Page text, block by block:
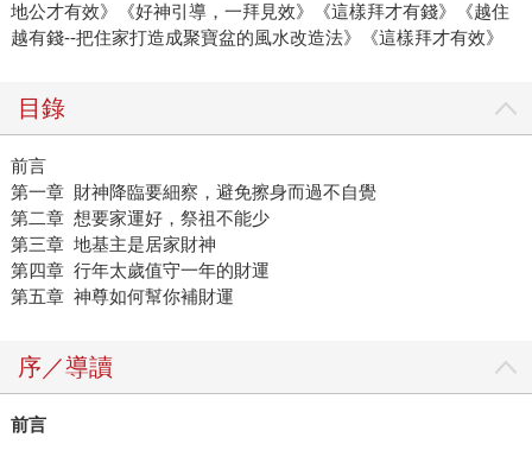
地公才有效》《好神引導，一拜見效》《這樣拜才有錢》《越住
越有錢--把住家打造成聚寶盆的風水改造法》《這樣拜才有效》
目錄
前言
第一章 財神降臨要細察，避免擦身而過不自覺
第二章 想要家運好，祭祖不能少
第三章 地基主是居家財神
第四章 行年太歲值守一年的財運
第五章 神尊如何幫你補財運
序／導讀
前言